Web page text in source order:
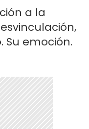
a la
Su emoción.